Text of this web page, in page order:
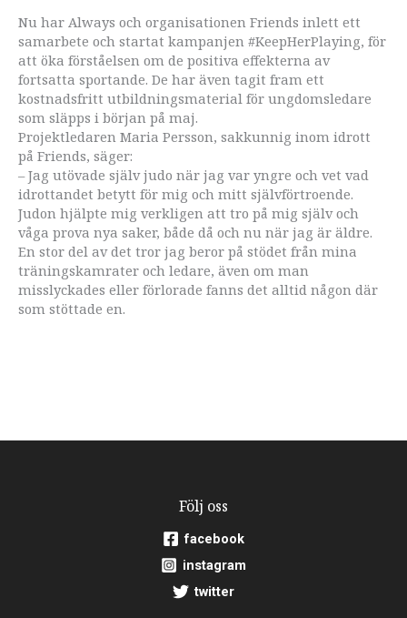
Nu har Always och organisationen Friends inlett ett
samarbete och startat kampanjen #KeepHerPlaying, för
att öka förståelsen om de positiva effekterna av
fortsatta sportande. De har även tagit fram ett
kostnadsfritt utbildningsmaterial för ungdomsledare
som släpps i början på maj.
Projektledaren Maria Persson, sakkunnig inom idrott
på Friends, säger:
– Jag utövade själv judo när jag var yngre och vet vad
idrottandet betytt för mig och mitt självförtroende.
Judon hjälpte mig verkligen att tro på mig själv och
våga prova nya saker, både då och nu när jag är äldre.
En stor del av det tror jag beror på stödet från mina
träningskamrater och ledare, även om man
misslyckades eller förlorade fanns det alltid någon där
som stöttade en.
Följ oss
facebook
instagram
twitter